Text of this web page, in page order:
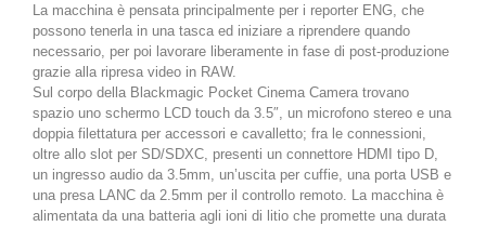
La macchina è pensata principalmente per i reporter ENG, che
possono tenerla in una tasca ed iniziare a riprendere quando
necessario, per poi lavorare liberamente in fase di post-produzione
grazie alla ripresa video in RAW.
Sul corpo della Blackmagic Pocket Cinema Camera trovano
spazio uno schermo LCD touch da 3.5″, un microfono stereo e una
doppia filettatura per accessori e cavalletto; fra le connessioni,
oltre allo slot per SD/SDXC, presenti un connettore HDMI tipo D,
un ingresso audio da 3.5mm, un’uscita per cuffie, una porta USB e
una presa LANC da 2.5mm per il controllo remoto. La macchina è
alimentata da una batteria agli ioni di litio che promette una durata